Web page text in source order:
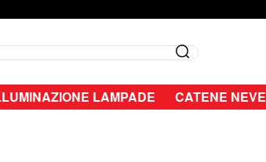
Search
LAMPADE CATENE NEVE